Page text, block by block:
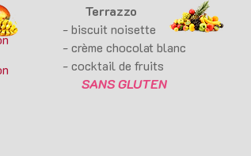
Terrazzo
- biscuit noisette
- crème chocolat blanc
- cocktail de fruits
SANS GLUTEN